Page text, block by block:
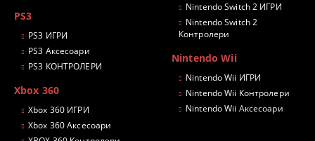
PS3
PS3 ИГРИ
PS3 Аксесоари
PS3 КОНТРОЛЕРИ
Xbox 360
Xbox 360 ИГРИ
Xbox 360 Аксесоари
Nintendo Switch 2 ИГРИ
Nintendo Switch 2
Контролери
Nintendo Wii
Nintendo Wii ИГРИ
Nintendo Wii Контролери
Nintendo Wii Аксесоари